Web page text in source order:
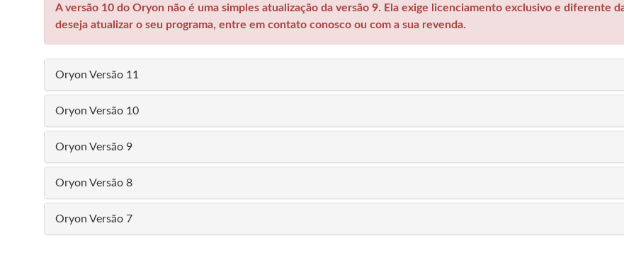
A versão 10 do Oryon não é uma simples atualização da versão 9. Ela exige licenciamento exclusivo e diferente
deseja atualizar o seu programa, entre em contato conosco ou com a sua revenda.
Oryon Versão 11
Oryon Versão 10
Oryon Versão 9
Oryon Versão 8
Oryon Versão 7